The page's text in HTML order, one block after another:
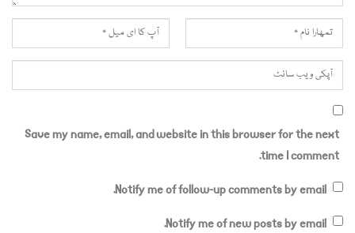
Save my name, email, and website in this browser for the next
time I comment.
Notify me of follow-up comments by email.
Notify me of new posts by email.